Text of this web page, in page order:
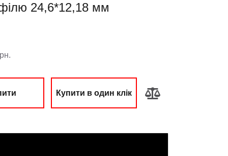
24,6*12,18 мм
Купити в один клік